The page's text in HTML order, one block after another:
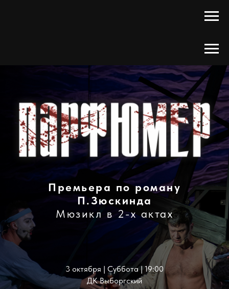
Премьера по роману
П.Зюскинда
Мюзикл в 2-х актах
3 октября | Суббота | 19:00
ДК Выборгский